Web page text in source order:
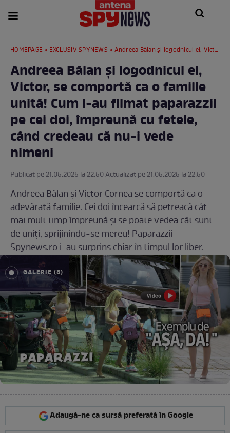
HOMEPAGE » EXCLUSIV SPYNEWS » Andreea Bălan şi logodnicul ei, Victor, se comportă ca o familie unită! Cum i-au filmat paparazzii pe cei doi, împreună cu fetele, când credeau că nu-i vede nimeni
Andreea Bălan şi logodnicul ei,
Victor, se comportă ca o familie
unită! Cum i-au filmat paparazzii
pe cei doi, împreună cu fetele,
când credeau că nu-i vede
nimeni
Publicat pe 21.05.2025 la 22:50 Actualizat pe 21.05.2025 la 22:50
Andreea Bălan și Victor Cornea se comportă ca o
adevărată familie. Cei doi încearcă să petreacă cât
mai mult timp împreună și se poate vedea cât sunt
de uniți, sprijinindu-se mereu! Paparazzii
Spynews.ro i-au surprins chiar în timpul lor liber.
GALERIE (8)
Adaugă-ne ca sursă preferată în Google